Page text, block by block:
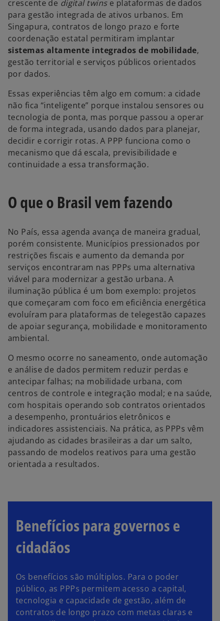
crescente de digital twinse plataformas de dados
para gestão integrada de ativos urbanos. Em
Singapura, contratos de longo prazo e forte
coordenação estatal permitiram implantar
sistemas altamente integrados de mobilidade,
gestão territorial e serviços públicos orientados
por dados.
Essas experiências têm algo em comum: a cidade
não fica “inteligente” porque instalou sensores ou
tecnologia de ponta, mas porque passou a operar
de forma integrada, usando dados para planejar,
decidir e corrigir rotas. A PPP funciona como o
mecanismo que dá escala, previsibilidade e
continuidade a essa transformação.
O que o Brasil vem fazendo
No País, essa agenda avança de maneira gradual,
porém consistente. Municípios pressionados por
restrições fiscais e aumento da demanda por
serviços encontraram nas PPPs uma alternativa
viável para modernizar a gestão urbana. A
iluminação pública é um bom exemplo: projetos
que começaram com foco em eficiência energética
evoluíram para plataformas de telegestão capazes
de apoiar segurança, mobilidade e monitoramento
ambiental.
O mesmo ocorre no saneamento, onde automação
e análise de dados permitem reduzir perdas e
antecipar falhas; na mobilidade urbana, com
centros de controle e integração modal; e na saúde,
com hospitais operando sob contratos orientados
a desempenho, prontuários eletrônicos e
indicadores assistenciais. Na prática, as PPPs vêm
ajudando as cidades brasileiras a dar um salto,
passando de modelos reativos para uma gestão
orientada a resultados.
Benefícios para governos e
cidadãos
Os benefícios são múltiplos. Para o poder
público, as PPPs permitem acesso a capital,
tecnologia e capacidade de gestão, além de
contratos de longo prazo com metas claras e